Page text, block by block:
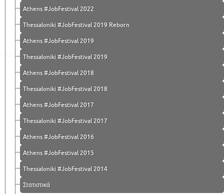
Athens #JobFestival 2022
Thessaloniki #JobFestival 2019 Reborn
Athens #JobFestival 2019
Thessaloniki #JobFestival 2019
Athens #JobFestival 2018
Thessaloniki #JobFestival 2018
Athens #JobFestival 2017
Τhessaloniki #JobFestival 2017
Athens #JobFestival 2016
Athens #JobFestival 2015
Thessaloniki #JobFestival 2014
Στατιστικά